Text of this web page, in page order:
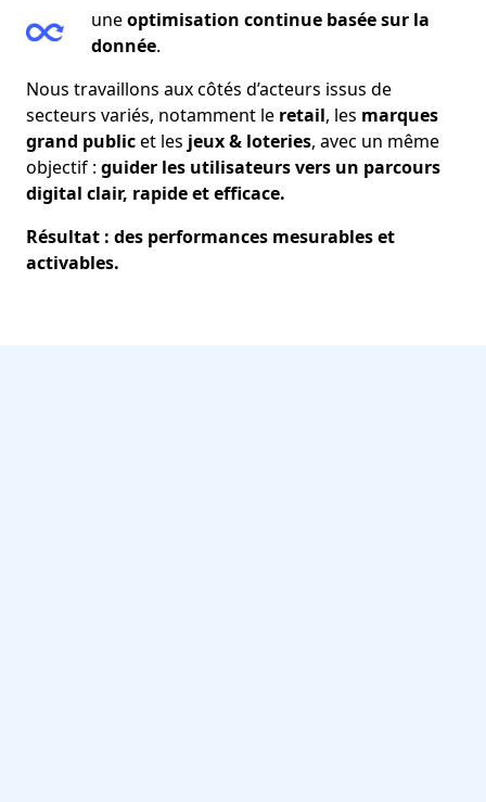
uneoptimisation continue basée sur la
donnée.
Nous travaillons aux côtés d’acteurs issus de
secteurs variés, notamment le retail, les marques
grand publicet les jeux & loteries, avec un même
objectif : guider les utilisateurs vers un parcours
digital clair, rapide et efficace.
Résultat : des performances mesurables et
activables.